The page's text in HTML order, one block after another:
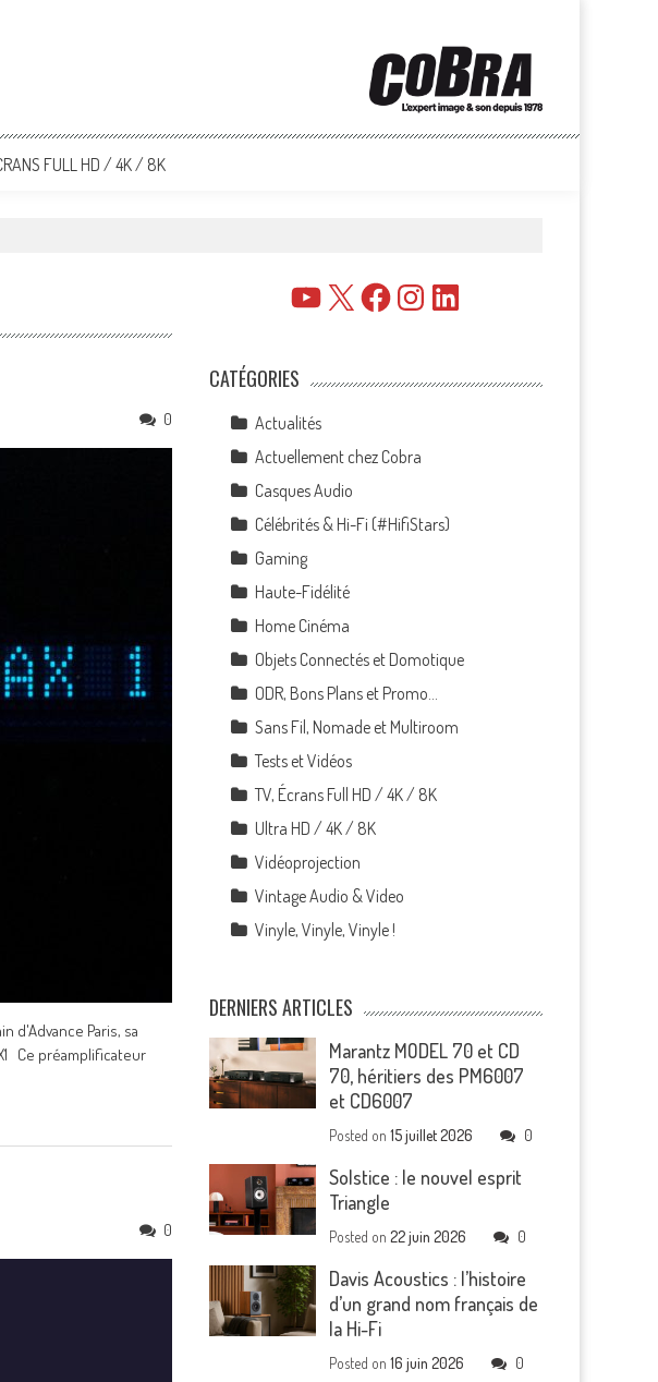
FULL HD / 4K / 8K
0
d'Advance Paris, sa
Ce préamplificateur
0
YouTube
X FacebookInstagramLinkedIn
CATÉGORIES
Actualités
Actuellement chez Cobra
Casques Audio
Célébrités & Hi-Fi (#HifiStars)
Gaming
Haute-Fidélité
Home Cinéma
Objets Connectés et Domotique
ODR, Bons Plans et Promo…
Sans Fil, Nomade et Multiroom
Tests et Vidéos
TV, Écrans Full HD / 4K / 8K
Ultra HD / 4K / 8K
Vidéoprojection
Vintage Audio & Video
Vinyle, Vinyle, Vinyle !
DERNIERS ARTICLES
Marantz MODEL 70 et CD
70, héritiers des PM6007
et CD6007
Posted on15 juillet 2026 0
Solstice : le nouvel esprit
Triangle
Posted on22 juin 2026 0
Davis Acoustics : l’histoire
d’un grand nom français de
la Hi-Fi
Posted on16 juin 2026 0